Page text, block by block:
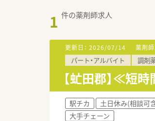
1 件の薬剤師求人
更新日： 2026/07/14 薬剤師
パート・アルバイト 調剤
【虻田郡】≪短
駅チカ 土日休み(相談可
大手チェーン